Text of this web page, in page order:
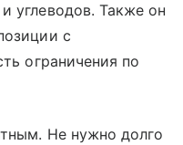
углеводов. Также он
с
ограничения по
Не нужно долго